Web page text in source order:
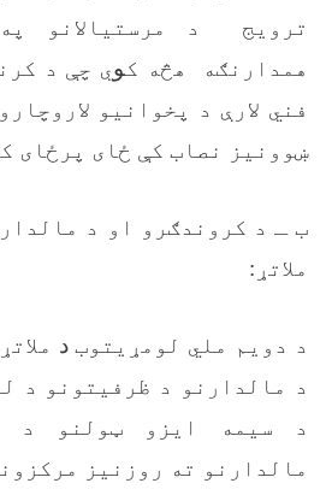
ترویج د مرستیالانو
همدارنګه هڅه کوي چې د
فني لارې د پخوانیو
ښوونیز نصاب کې ځای پرځای
ب ـ د کروندګرو او د
ملاتړ:
د دويم ملي لومړیتوبد
د مالدارنو د ظرفیتونو د
د سیمه ایزو ټولنو د
مالدارنو ته روزنیز